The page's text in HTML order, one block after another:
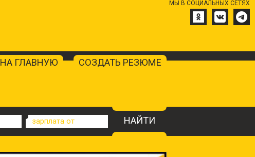
СОЗДАТЬ РЕЗЮМЕ
НА ГЛАВНУЮ
МЫ В СОЦИАЛЬНЫХ СЕТЯХ
зарплата от НАЙТИ